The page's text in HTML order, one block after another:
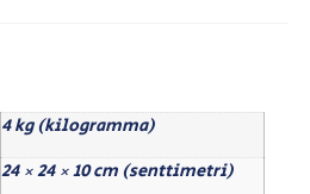
4 kg (kilogramma)
24 × 24 × 10 cm (senttimetri)